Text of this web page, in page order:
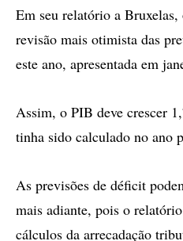
Em seu relatório a
revisão mais otimista das
este ano, apresentada em
Assim, o PIB deve crescer
tinha sido calculado no ano
As previsões de déficit
mais adiante, pois o
cálculos da arrecadação